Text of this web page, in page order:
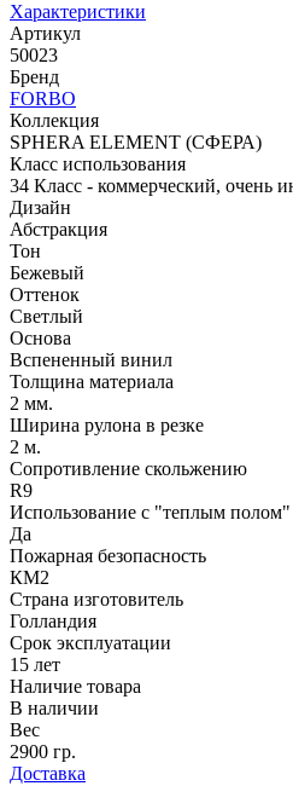
Характеристики
Артикул
50023
Бренд
FORBO
Коллекция
SPHERA ELEMENT (СФЕРА)
Класс использования
34 Класс - коммерческий, очень
Дизайн
Абстракция
Тон
Бежевый
Оттенок
Светлый
Основа
Вспененный винил
Толщина материала
2 мм.
Ширина рулона в резке
2 м.
Сопротивление скольжению
R9
Использование с "теплым полом"
Да
Пожарная безопасность
КМ2
Страна изготовитель
Голландия
Срок эксплуатации
15 лет
Наличие товара
В наличии
Вес
2900 гр.
Доставка